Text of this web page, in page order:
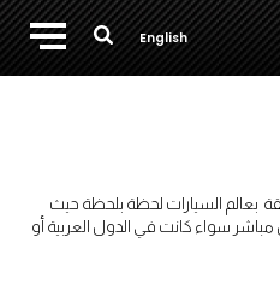
English
بعالم السيارات لحظة بلحظة حيث
سواء كانت في الدول العربية أو